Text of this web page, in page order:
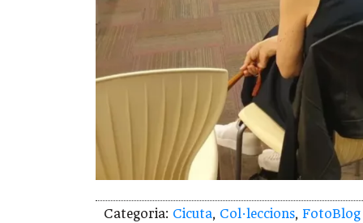
Categoria: Cicuta, Col·leccions, FotoBlog